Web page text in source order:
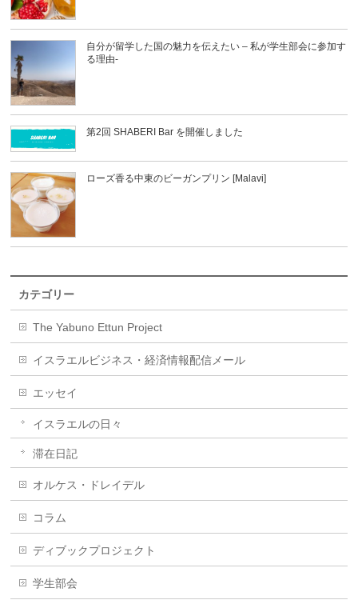
自分が留学した国の魅力を伝えたい – 私が学生部会に参加す
る理由-
第2回 SHABERI Bar を開催しました
ローズ香る中東のビーガンプリン [Malavi]
カテゴリー
The Yabuno Ettun Project
イスラエルビジネス・経済情報配信メール
エッセイ
イスラエルの日々
滞在日記
オルケス・ドレイデル
コラム
ディブックプロジェクト
学生部会